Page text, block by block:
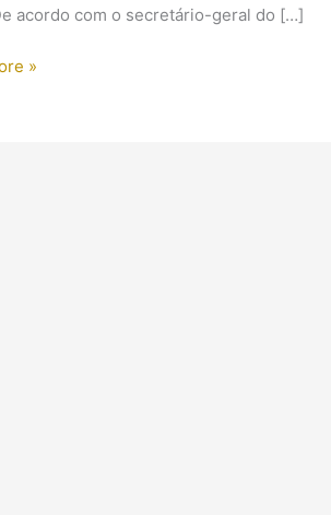
acordo com o secretário-geral do […]
»